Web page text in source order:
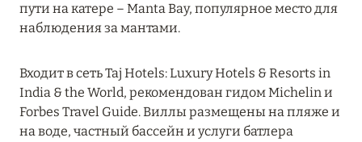
One&Only Reethi Rah
Taj Coral Reef Resort & Spa, Maldives
The Ritz-Carlton Maldives, Fari Islands
пути на катере – Manta Bay, популярное место для
наблюдения за мантами.
Входит в сеть Taj Hotels: Luxury Hotels & Resorts in
India & the World, рекомендован гидом Michelin и
Forbes Travel Guide. Виллы размещены на пляже и
на воде, частный бассейн и услуги батлера